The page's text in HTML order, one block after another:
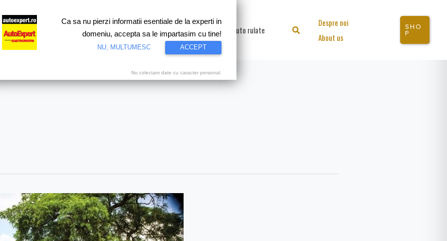
Test drive Motorsport Proiecte speciale Video Auto rulate Search
Despre noi
About us
SHO
P
Ca sa nu pierzi informatii esentiale de la experti in
domeniu, accepta sa le impartasim cu tine!
NU, MULTUMESC ACCEPT
Nu colectam date cu caracter personal.